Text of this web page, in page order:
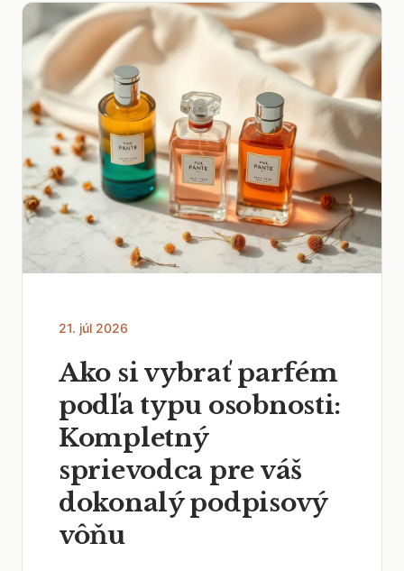
21. júl 2026
Ako si vybrať parfém
podľa typu osobnosti:
Kompletný
sprievodca pre váš
dokonalý podpisový
vôňu